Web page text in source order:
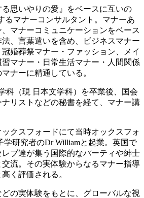
る思いやりの愛』をベースに互いの
るマナーコンサルタント。マナーあ
マナーコミュニケーションをベース
、言葉遣いを含め、ビジネスマナー
婚葬祭マナー・ファッション、メイ
マナー・日常生活マナー・人間関係
ナーに精通している。
科（現 日本文学科）を卒業後、国会
リストなどの秘書を経て、マナー講
ックスフォードにて当時オックスフォ
学研究者のDr Williamと起業。英国で
ブ達が集う国際的なパーティや紳士
流。その実体験からなるマナー指導
く評価される。
の実体験をもとに、グローバルな視